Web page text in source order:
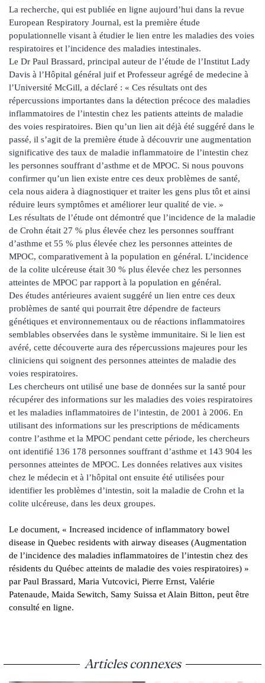
La recherche, qui est publiée en ligne aujourd’hui dans la revue
European Respiratory Journal, est la première étude
populationnelle visant à étudier le lien entre les maladies des voies
respiratoires et l’incidence des maladies intestinales.
Le Dr Paul Brassard, principal auteur de l’étude de l’Institut Lady
Davis à l’Hôpital général juif et Professeur agrégé de medecine à
l’Université McGill, a déclaré : « Ces résultats ont des
répercussions importantes dans la détection précoce des maladies
inflammatoires de l’intestin chez les patients atteints de maladie
des voies respiratoires. Bien qu’un lien ait déjà été suggéré dans le
passé, il s’agit de la première étude à découvrir une augmentation
significative des taux de maladie inflammatoire de l’intestin chez
les personnes souffrant d’asthme et de MPOC. Si nous pouvons
confirmer qu’un lien existe entre ces deux problèmes de santé,
cela nous aidera à diagnostiquer et traiter les gens plus tôt et ainsi
réduire leurs symptômes et améliorer leur qualité de vie. »
Les résultats de l’étude ont démontré que l’incidence de la maladie
de Crohn était 27 % plus élevée chez les personnes souffrant
d’asthme et 55 % plus élevée chez les personnes atteintes de
MPOC, comparativement à la population en général. L’incidence
de la colite ulcéreuse était 30 % plus élevée chez les personnes
atteintes de MPOC par rapport à la population en général.
Des études antérieures avaient suggéré un lien entre ces deux
problèmes de santé qui pourrait être dépendre de facteurs
génétiques et environnementaux ou de réactions inflammatoires
semblables observées dans le système immunitaire. Si le lien est
avéré, cette découverte aura des répercussions majeures pour les
cliniciens qui soignent des personnes atteintes de maladie des
voies respiratoires.
Les chercheurs ont utilisé une base de données sur la santé pour
récupérer des informations sur les maladies des voies respiratoires
et les maladies inflammatoires de l’intestin, de 2001 à 2006. En
utilisant des informations sur les prescriptions de médicaments
contre l’asthme et la MPOC pendant cette période, les chercheurs
ont identifié 136 178 personnes souffrant d’asthme et 143 904 les
personnes atteintes de MPOC. Les données relatives aux visites
chez le médecin et à l’hôpital ont ensuite été utilisées pour
identifier les problèmes d’intestin, soit la maladie de Crohn et la
colite ulcéreuse, dans les deux groupes.
Le document, « Increased incidence of inflammatory bowel
disease in Quebec residents with airway diseases (Augmentation
de l’incidence des maladies inflammatoires de l’intestin chez des
résidents du Québec atteints de maladie des voies respiratoires) »
par Paul Brassard, Maria Vutcovici, Pierre Ernst, Valérie
Patenaude, Maida Sewitch, Samy Suissa et Alain Bitton, peut être
consulté en ligne.
Articles connexes